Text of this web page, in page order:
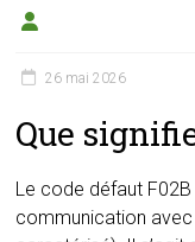
26 mai 2026
Que
Le code défaut
communication